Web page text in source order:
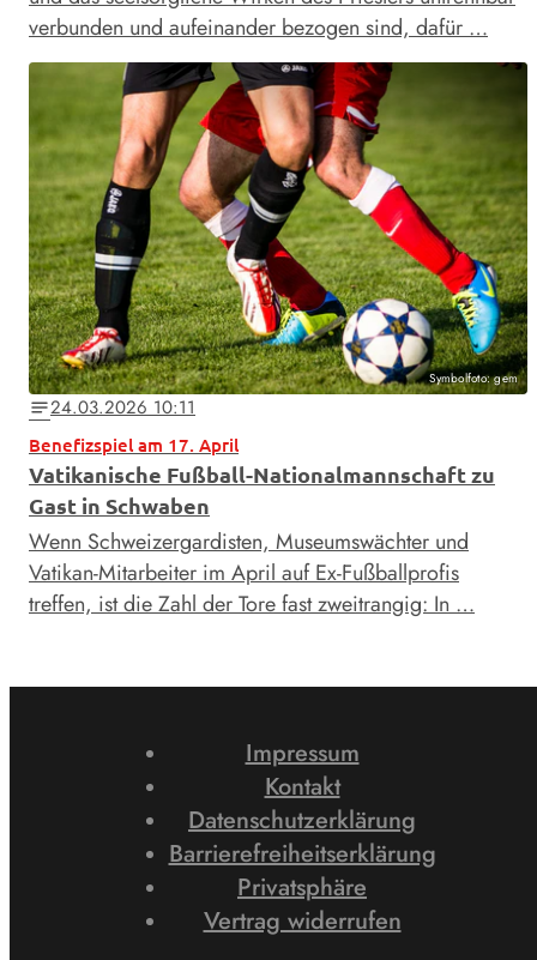
verbunden und aufeinander bezogen sind, dafür …
Symbolfoto: gem
notes24.03.2026 10:11
Benefizspiel am 17. April
Vatikanische Fußball-Nationalmannschaft zu
Gast in Schwaben
Wenn Schweizergardisten, Museumswächter und
Vatikan-Mitarbeiter im April auf Ex-Fußballprofis
treffen, ist die Zahl der Tore fast zweitrangig: In …
Impressum
Kontakt
Datenschutzerklärung
Barrierefreiheitserklärung
Privatsphäre
Vertrag widerrufen